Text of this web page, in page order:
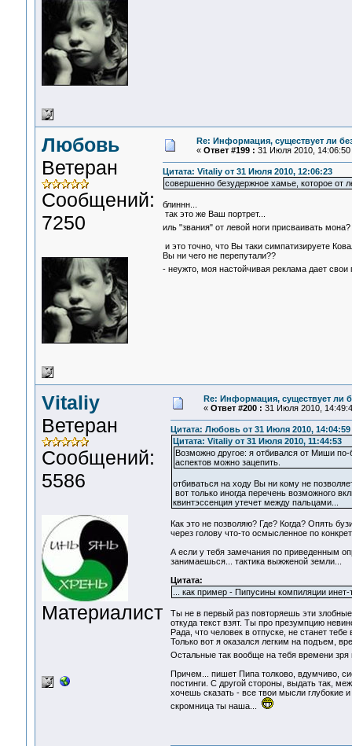
Любовь
Ветеран
Сообщений:
7250
Re: Информация, существует ли
« Ответ #199 : 31 Июля 2010, 14:06:50
Цитата: Vitaliy от 31 Июля 2010, 12:06:23
совершенно безудержное хамье, которое от
блиннн...
так это же Ваш портрет...
иль "звания" от левой ноги присваивать мона?
и это точно, что Вы таки симпатизируете
Вы ни чего не перепутали??
- неужто, моя настойчивая реклама дает
Vitaliy
Ветеран
Сообщений:
5586
Материалист
Re: Информация, существует ли
« Ответ #200 : 31 Июля 2010,
Цитата: Любовь от 31 Июля 2010, 14:04:59
Цитата: Vitaliy от 31 Июля 2010, 11:44:53
Возможно другое: я отбивался от Миши
аспектов можно зацепить.
отбиваться на ходу Вы ни кому не
вот только иногда перечень возможного
квинтэссенция утечет между пальцами...
Как это не позволяю? Где? Когда? Опять
через голову что-то осмысленное по
А если у тебя замечания по приведенным
занимаешься... тактика выжженой земли...
Цитата:
... как пример - Пипусины компиляции инет-
Ты не в первый раз повторяешь эти
откуда текст взят. Ты про презумпцию
Рада, что человек в отпуске, не станет
Только вот я оказался легким на подъем,
Остальные так вообще на тебя времени зря
Причем... пишет Пипа толково, вдумчиво,
постинги. С другой стороны, выдать так,
хочешь сказать - все твои мысли глубокие
скромница ты наша...